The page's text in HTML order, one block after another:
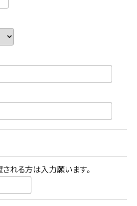
れる方は入力願います。